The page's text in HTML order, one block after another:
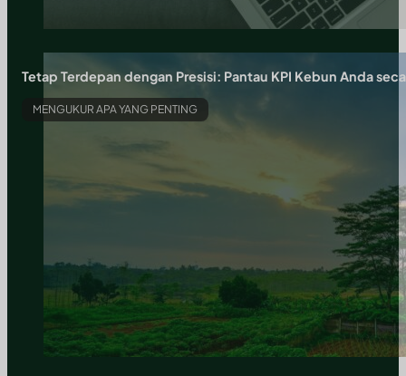
Tetap Terdepan dengan Presisi: Pantau KPI Kebun Anda
MENGUKUR APA YANG PENTING